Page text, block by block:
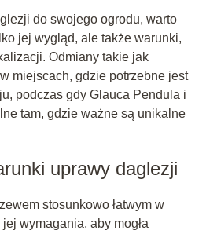
do swojego ogrodu, warto
jej wygląd, ale także warunki,
Odmiany takie jak
miejscach, gdzie potrzebne jest
podczas gdy Glauca Pendula i
tam, gdzie ważne są unikalne
uprawy daglezji
stosunkowo łatwym w
wymagania, aby mogła